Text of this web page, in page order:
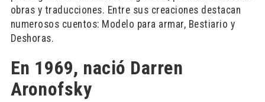
obras y traducciones. Entre sus creaciones destacan
numerosos cuentos: Modelo para armar, Bestiario y
Deshoras.
En 1969, nació Darren
Aronofsky